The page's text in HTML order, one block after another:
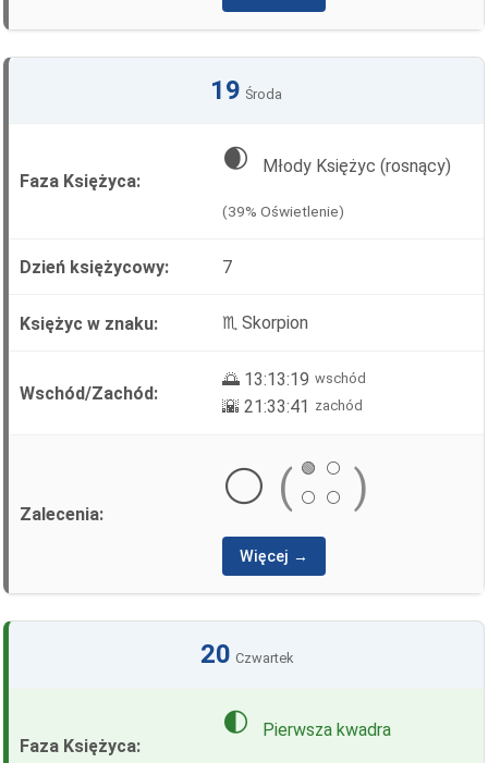
19 Środa
🌒 Młody Księżyc (rosnący)
(39% Oświetlenie)
7
♏ Skorpion
🌅 13:13:19 wschód
🌇 21:33:41 zachód
⚪ ( 🟢
⚪
⚪
⚪ )
Więcej →
20 Czwartek
🌓 Pierwsza kwadra